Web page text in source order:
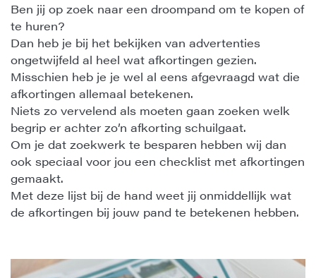
BLOG
CONTACT
Ben jij op zoek naar een droompand om te kopen of
te huren?
Dan heb je bij het bekijken van advertenties
ongetwijfeld al heel wat afkortingen gezien.
Misschien heb je je wel al eens afgevraagd wat die
afkortingen allemaal betekenen.
Niets zo vervelend als moeten gaan zoeken welk
begrip er achter zo’n afkorting schuilgaat.
Om je dat zoekwerk te besparen hebben wij dan
ook speciaal voor jou een checklist met afkortingen
gemaakt.
Met deze lijst bij de hand weet jij onmiddellijk wat
de afkortingen bij jouw pand te betekenen hebben.